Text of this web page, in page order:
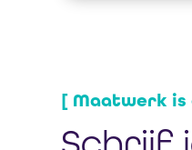
[ Maatwerk is